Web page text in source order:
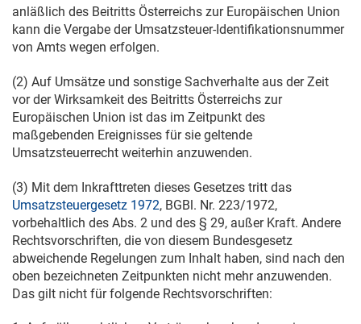
anläßlich des Beitritts Österreichs zur Europäischen Union
kann die Vergabe der Umsatzsteuer-Identifikationsnummer
von Amts wegen erfolgen.
(2) Auf Umsätze und sonstige Sachverhalte aus der Zeit
vor der Wirksamkeit des Beitritts Österreichs zur
Europäischen Union ist das im Zeitpunkt des
maßgebenden Ereignisses für sie geltende
Umsatzsteuerrecht weiterhin anzuwenden.
(3) Mit dem Inkrafttreten dieses Gesetzes tritt das
Umsatzsteuergesetz 1972, BGBl. Nr. 223/1972,
vorbehaltlich des Abs. 2 und des § 29, außer Kraft. Andere
Rechtsvorschriften, die von diesem Bundesgesetz
abweichende Regelungen zum Inhalt haben, sind nach den
oben bezeichneten Zeitpunkten nicht mehr anzuwenden.
Das gilt nicht für folgende Rechtsvorschriften: